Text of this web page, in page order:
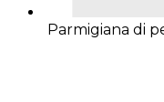
Parmigiana di